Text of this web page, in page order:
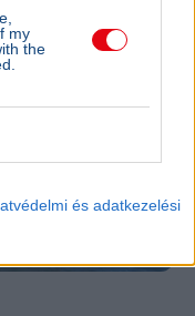
my
the
és adatkezelési